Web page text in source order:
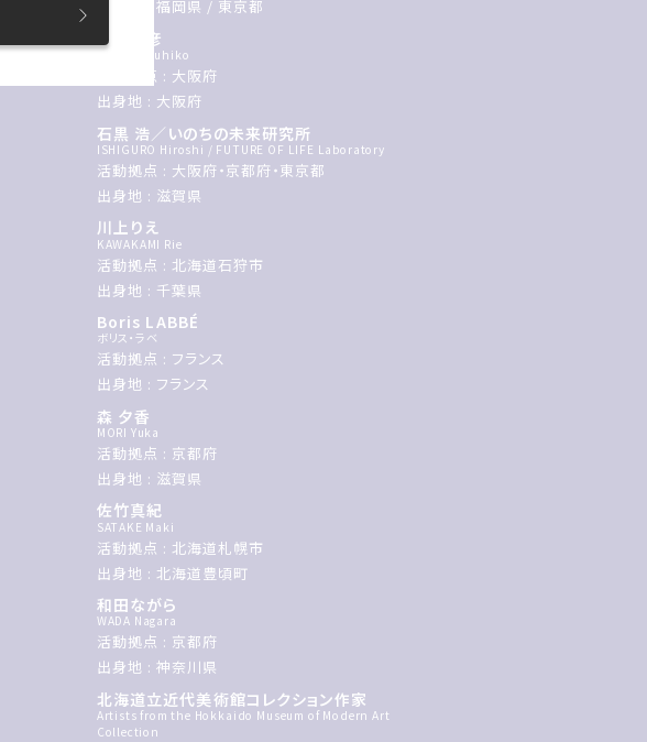
出身地 : 福岡県 / 東京都
檜皮一彦
HIWA Kazuhiko
活動拠点 : 大阪府
出身地 : 大阪府
石黒 浩／いのちの未来研究所
ISHIGURO Hiroshi / FUTURE OF LIFE Laboratory
活動拠点 : 大阪府・京都府・東京都
出身地 : 滋賀県
川上りえ
KAWAKAMI Rie
活動拠点 : 北海道石狩市
出身地 : 千葉県
Boris LABBÉ
ボリス・ラベ
活動拠点 : フランス
出身地 : フランス
森 夕香
MORI Yuka
活動拠点 : 京都府
出身地 : 滋賀県
佐竹真紀
SATAKE Maki
活動拠点 : 北海道札幌市
出身地 : 北海道豊頃町
和田ながら
WADA Nagara
活動拠点 : 京都府
出身地 : 神奈川県
北海道立近代美術館コレクション作家
Artists from the Hokkaido Museum of Modern Art
Collection